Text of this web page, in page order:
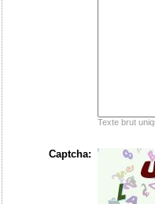
Texte brut
Captcha: